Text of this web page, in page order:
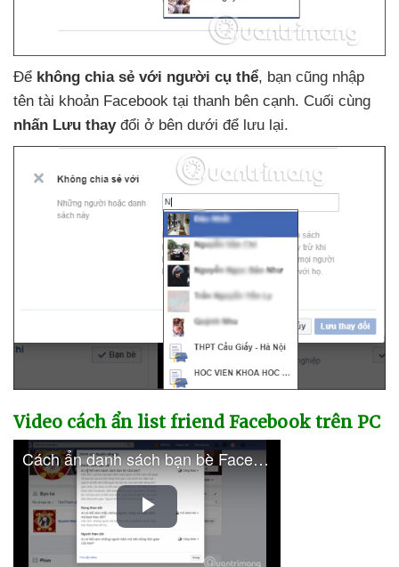
Để không chia sẻ với người cụ thể, bạn cũng nhập
tên tài khoản Facebook tại thanh bên cạnh. Cuối cùng
nhấn Lưu thayđổi ở bên dưới để lưu lại.
Video cách ẩn list friend Facebook trên PC